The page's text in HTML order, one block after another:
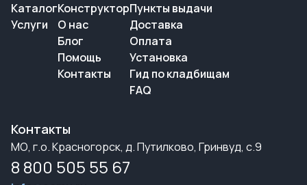
Каталог
Услуги
Конструктор
О нас
Блог
Помощь
Контакты
Пункты выдачи
Доставка
Оплата
Установка
Гид по кладбищам
FAQ
Контакты
МО, г.о. Красногорск, д. Путилково, Гринвуд, с.9
8 800 505 55 67